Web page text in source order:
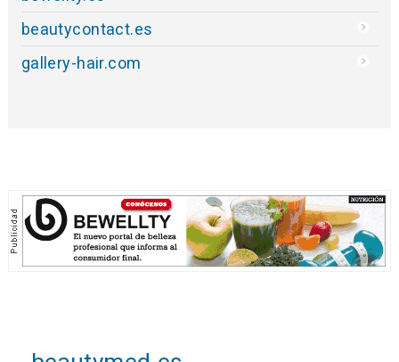
beautycontact.es
gallery-hair.com